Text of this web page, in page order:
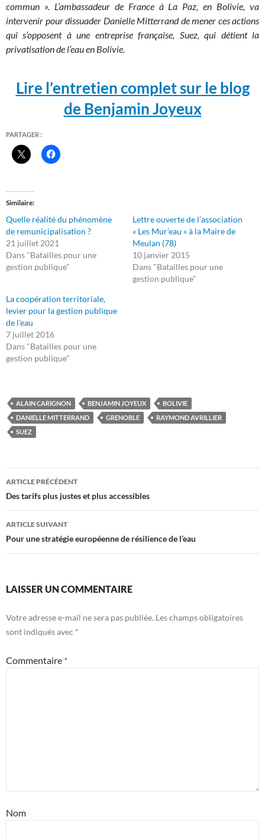
commun ». L’ambassadeur de France à La Paz, en Bolivie, va
intervenir pour dissuader Danielle Mitterrand de mener ces actions
qui s’opposent à une entreprise française, Suez, qui détient la
privatisation de l’eau en Bolivie.
Lire l’entretien completsur le blog
de Benjamin Joyeux
PARTAGER :
Similaire
Quelle réalité du phénomène
de remunicipalisation ?
21 juillet 2021
Dans "Batailles pour une
gestion publique"
Lettre ouverte de l’association
« Les Mur’eau » à la Maire de
Meulan (78)
10 janvier 2015
Dans "Batailles pour une
gestion publique"
La coopération territoriale,
levier pour la gestion publique
de l’eau
7 juillet 2016
Dans "Batailles pour une
gestion publique"
ALAIN CARIGNON BENJAMIN JOYEUX
BOLIVIE
DANIELLE MITTERRAND
GRENOBLE
RAYMOND AVRILLIER
SUEZ
Navigation
des
articles
ARTICLE PRÉCÉDENT
Des tarifs plus justes et plus accessibles
ARTICLE SUIVANT
Pour une stratégie européenne de résilience de l’eau
LAISSER UN COMMENTAIRE
Votre adresse e-mail ne sera pas publiée. Les champs obligatoires
sont indiqués avec *
Commentaire *
Nom